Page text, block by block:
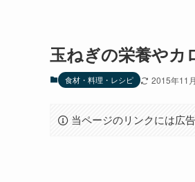
玉ねぎの栄養やカ
食材・料理・レシピ 2015年11
当ページのリンクには広